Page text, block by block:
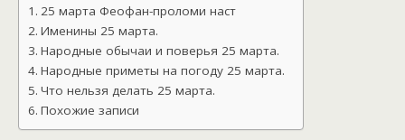
25 марта Феофан-проломи наст
Именины 25 марта.
Народные обычаи и поверья 25 марта.
Народные приметы на погоду 25 марта.
Что нельзя делать 25 марта.
Похожие записи